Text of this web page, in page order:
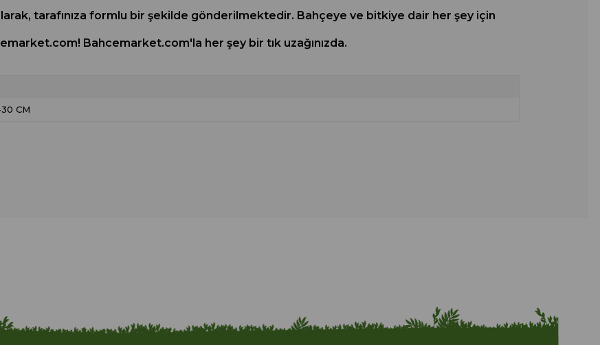
tarafınıza formlu bir şekilde gönderilmektedir. Bahçeye ve bitkiye dair her şey için
Bahcemarket.com'la her şey bir tık uzağınızda.
CM